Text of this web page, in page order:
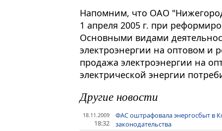
Напомним, что ОАО
1 апреля 2005 г. при
Основными видами
электроэнергии на оптовом и
продажа электроэнергии на
электрической энергии
Другие новости
18.11.2009
18:32
ФАС оштрафовала энергосбыт в
законодательства